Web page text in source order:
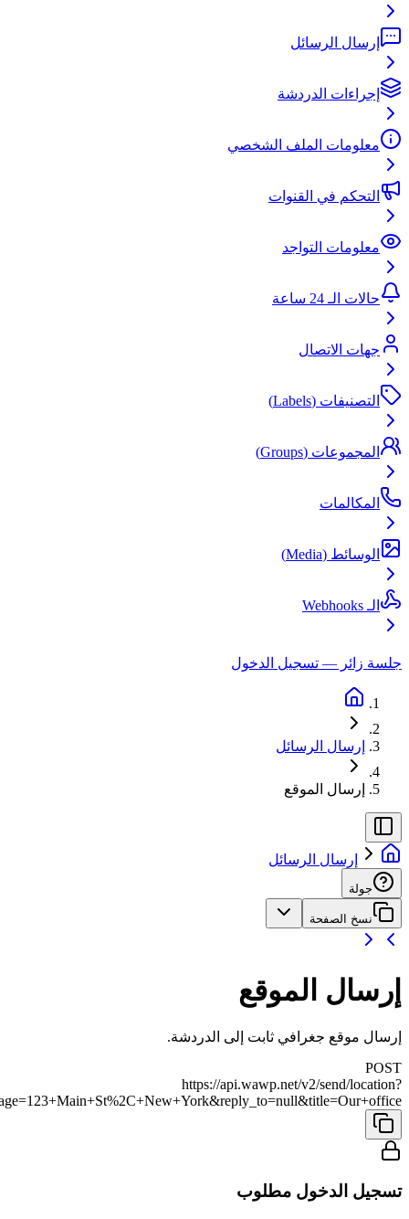
إرسال الرسائل
إجراءات الدردشة
معلومات الملف الشخصي
التحكم في القنوات
معلومات التواجد
حالات الـ 24 ساعة
جهات الاتصال
التصنيفات (Labels)
المجموعات (Groups)
المكالمات
الوسائط (Media)
الـ Webhooks
جلسة زائر — تسجيل الدخول
إرسال الرسائل
إرسال الموقع
إرسال الرسائل
جولة
نسخ الصفحة
إرسال الموقع
إرسال موقع جغرافي ثابت إلى الدردشة.
POST
https://api.wawp.net/v2/send/location?
تسجيل الدخول مطلوب